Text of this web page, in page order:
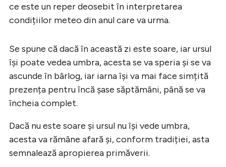
ce este un reper deosebit în interpretarea
condițiilor meteo din anul care va urma.
Se spune că dacă în această zi este soare, iar ursul
își poate vedea umbra, acesta se va speria și se va
ascunde în bârlog, iar iarna își va mai face simțită
prezența pentru încă șase săptămâni, până se va
încheia complet.
Dacă nu este soare și ursul nu își vede umbra,
acesta va rămâne afară și, conform tradiției, asta
semnalează apropierea primăverii.